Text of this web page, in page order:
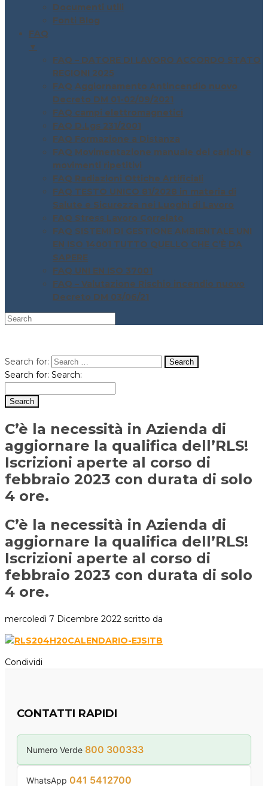
Documenti utili
Fonti Blog
FAQ
▼
FAQ – DATORE DI LAVORO ACCORDO STATO
REGIONI 2025
FAQ Aggiornamento Antincendio nuovo
Decreto DM 01-02/09/2021
FAQ campi elettromagnetici
FAQ D.Lgs 231/2001
FAQ Formazione a Distanza
FAQ Movimentazione manuale dei carichi e
movimenti ripetitivi
FAQ Radiazioni Ottiche Artificiali
FAQ TESTO UNICO 81/2028 in materia di
Salute e Sicurezza nei Luoghi di Lavoro
FAQ Stress Lavoro Correlato
FAQ SISTEMI DI GESTIONE AMBIENTALE UNI
EN ISO 14001 TUTTO QUELLO CHE C’È DA
SAPERE
FAQ UNI EN ISO 37001
FAQ – Valutazione Rischio incendio nuovo
Decreto DM 03/06/21
Search for:
Search for: Search:
C’è la necessità in Azienda di
aggiornare la qualifica dell’RLS!
Iscrizioni aperte al corso di
febbraio 2023 con durata di solo
4 ore.
C’è la necessità in Azienda di
aggiornare la qualifica dell’RLS!
Iscrizioni aperte al corso di
febbraio 2023 con durata di solo
4 ore.
mercoledì 7 Dicembre 2022 scritto da
Condividi
CONTATTI RAPIDI
Numero Verde 800 300333
WhatsApp 041 5412700